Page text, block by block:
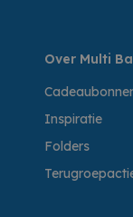
Over Multi
Inspiratie
Folders